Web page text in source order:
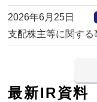
2026年6月25日
支配株主等に関する
最新IR資料